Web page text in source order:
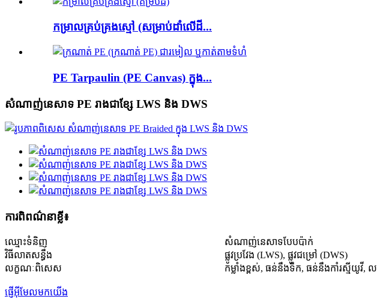
កម្រាល​គ្រប់គ្រង​ស្មៅ (សម្រាប់​ដាំ​លើ​ដី...
PE Tarpaulin (PE Canvas) ក្នុង...
សំណាញ់នេសាទ PE រាងជាខ្សែ LWS និង DWS
ការពិពណ៌នាខ្លី៖
ឈ្មោះ​ទំនិញ
សំណាញ់នេសាទបែបប៉ាក់
វិធីលាតសន្ធឹង
ផ្លូវប្រវែង (LWS), ផ្លូវជម្រៅ (DWS)
លក្ខណៈពិសេស
កម្លាំងខ្ពស់, ធន់នឹងទឹក, ធន់នឹងកាំរស្មីយូវី, ល
ផ្ញើអ៊ីមែលមកយើង